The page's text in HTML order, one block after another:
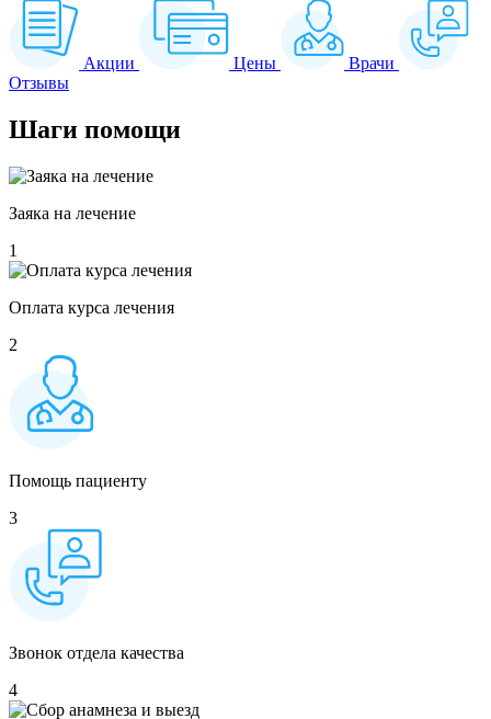
Акции Цены
Врачи
Отзывы
Шаги помощи
Заяка на лечение
1
Оплата курса лечения
2
Помощь пациенту
3
Звонок отдела качества
4